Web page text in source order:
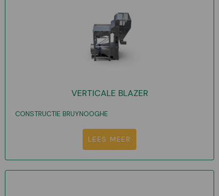
VERTICALE BLAZER
CONSTRUCTIE BRUYNOOGHE
LEES MEER